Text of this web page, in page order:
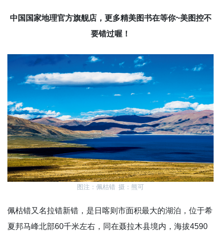
中国国家地理官方旗舰店，更多精美图书在等你~美图控不
要错过喔！
图注：佩枯错 摄：熊可
佩枯错又名拉错新错，是日喀则市面积最大的湖泊，位于希
夏邦马峰北部60千米左右，同在聂拉木县境内，海拔4590